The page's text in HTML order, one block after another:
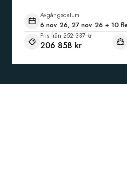
Avgångsdatum
6 nov. 26, 27 nov. 26 + 10
Pris från 252 337 kr
206 858 kr